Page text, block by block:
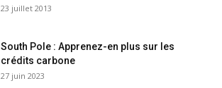
23 juillet 2013
South Pole : Apprenez-en plus sur les
crédits carbone
27 juin 2023